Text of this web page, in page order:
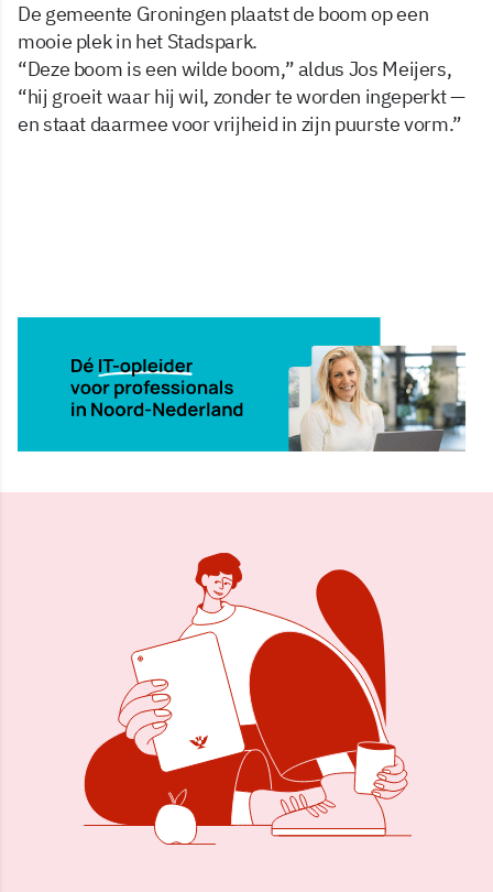
De gemeente Groningen plaatst de boom op een
mooie plek in het Stadspark.
“Deze boom is een wilde boom,” aldus Jos Meijers,
“hij groeit waar hij wil, zonder te worden ingeperkt —
en staat daarmee voor vrijheid in zijn puurste vorm.”
6 mei 2025, 09:59